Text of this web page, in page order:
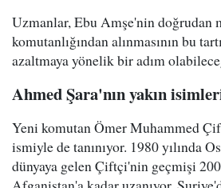
Uzmanlar, Ebu Amşe'nin doğrudan
komutanlığından alınmasının bu
azaltmaya yönelik bir adım
Ahmed Şara'nın yakın
Yeni komutan Ömer Muhammed
ismiyle de tanınıyor. 1980 yılında
dünyaya gelen Çiftçi'nin geçmişi